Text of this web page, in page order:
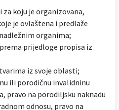
koju je organizovana,
je ovlaštena i predlaže
organima;
prijedloge propisa iz
iz svoje oblasti;
ili porodičnu invalidninu
pravo na porodiljsku naknadu
odnosu, pravo na